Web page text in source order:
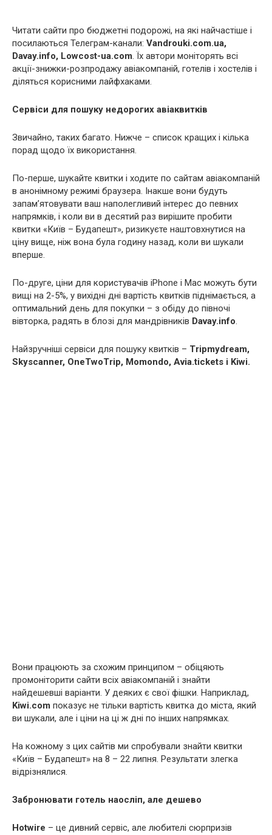
Читати сайти про бюджетні подорожі, на які найчастіше і
посилаються Телеграм-канали: Vandrouki.com.ua,
Davay.info, Lowcost-ua.com. Їх автори моніторять всі
акції-знижки-розпродажу авіакомпаній, готелів і хостелів і
діляться корисними лайфхаками.
Сервіси для пошуку недорогих авіаквитків
Звичайно, таких багато. Нижче – список кращих і кілька
порад щодо їх використання.
По-перше, шукайте квитки і ходите по сайтам авіакомпаній
в анонімному режимі браузера. Інакше вони будуть
запам’ятовувати ваш наполегливий інтерес до певних
напрямків, і коли ви в десятий раз вирішите пробити
квитки «Київ – Будапешт», ризикуєте наштовхнутися на
ціну вище, ніж вона була годину назад, коли ви шукали
вперше.
По-друге, ціни для користувачів iPhone і Mac можуть бути
вищі на 2-5%, у вихідні дні вартість квитків піднімається, а
оптимальний день для покупки – з обіду до півночі
вівторка, радять в блозі для мандрівників Davay.info.
Найзручніші сервіси для пошуку квитків – Tripmydream,
Skyscanner, OneTwoTrip, Momondo, Avia.tickets і Kiwi.
Вони працюють за схожим принципом – обіцяють
промоніторити сайти всіх авіакомпаній і знайти
найдешевші варіанти. У деяких є свої фішки. Наприклад,
Kiwi.com показує не тільки вартість квитка до міста, який
ви шукали, але і ціни на ці ж дні по інших напрямках.
На кожному з цих сайтів ми спробували знайти квитки
«Київ – Будапешт» на 8 – 22 липня. Результати злегка
відрізнялися.
Забронювати готель наосліп, але дешево
Hotwire – це дивний сервіс, але любителі сюрпризів